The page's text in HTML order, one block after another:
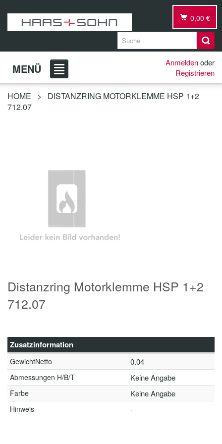
0,00 €
MENÜ Anmeldenoder
Registrieren
HOME >
DISTANZRING MOTORKLEMME HSP 1+2
712.07
Distanzring Motorklemme HSP 1+2
712.07
Zusatzinformation
GewichtNetto 0.04
Abmessungen H/B/T Keine Angabe
Farbe Keine Angabe
Hinweis -